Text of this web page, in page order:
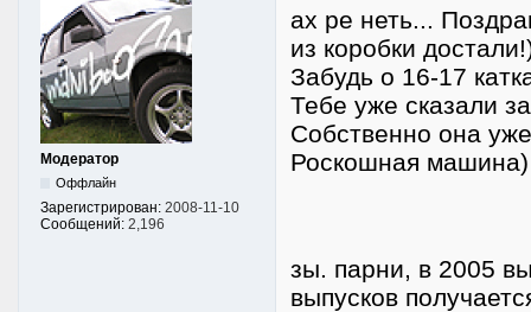
Модератор
Оффлайн
Зарегистрирован: 2008-11-10
Сообщений: 2,196
ах ре неть...
из коробки
Забудь о 16-17
Тебе уже сказали
Собственно она
Роскошная машина)
зы. парни, в 2005
выпусков